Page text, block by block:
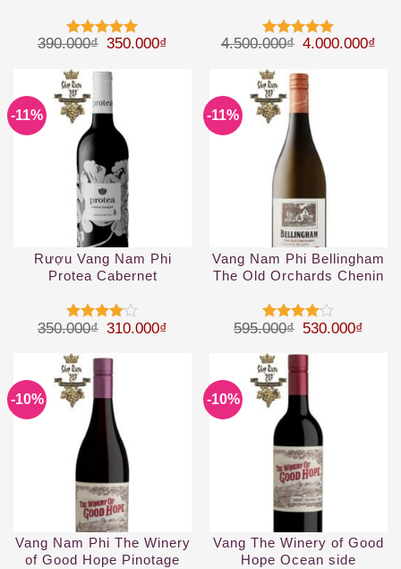
Được xếp
sao
390.000₫ Giá gốc là: 390.000₫.
350.000₫ Giá hiện tại là: 350.000₫.
2019
Được xếp
sao
4.500.000₫ Giá gốc là:
4.000.000₫
-11%
Rượu Vang Nam Phi
Protea Cabernet
Được
45 sao
350.000₫ Giá gốc là: 350.000₫.
310.000₫ Giá hiện tại là: 310.000₫.
-11%
Vang Nam Phi Bellingham
The Old Orchards Chenin
Được
45 sao
595.000₫ Giá gốc là:
530.000₫
-10%
Vang Nam Phi The Winery
of Good Hope Pinotage
-10%
Vang The Winery of Good
Hope Ocean side